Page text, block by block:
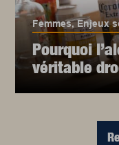
Femmes,Enjeux
Pourquoi
véritable